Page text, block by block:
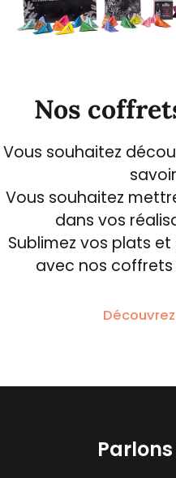
Nos
Vous souhaitez
Vous souhaitez
dans vos
Sublimez vos plats
avec nos